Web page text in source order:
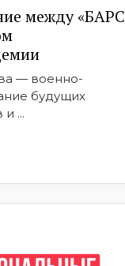
между «БАРС
— военно-
будущих
...